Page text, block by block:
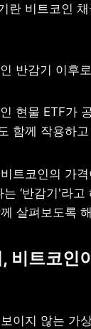
란 비트코인
반감기 이후
현물 ETF가
함께 작용하
트코인의 가
‘반감기'라
살펴보도록
비트코인
이지 않는 가